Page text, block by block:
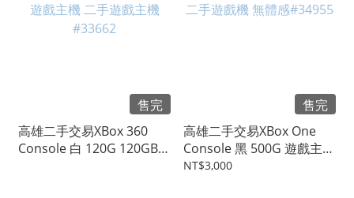
售完
高雄二手交易XBox 360
Console 白 120G 120GB
售完
高雄二手交易XBox One
Console 黑 500G 遊戲主機
二手遊戲機 無體感#34955
NT$3,000